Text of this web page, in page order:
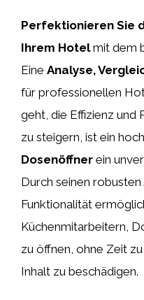
Perfektionieren Sie
Ihrem Hotelmit dem
Eine Analyse,
für professionellen
geht, die Effizienz und
zu steigern, ist ein
Dosenöffner ein
Durch seinen
Funktionalität
Küchenmitarbeitern,
zu öffnen, ohne Zeit
Inhalt zu beschädigen.